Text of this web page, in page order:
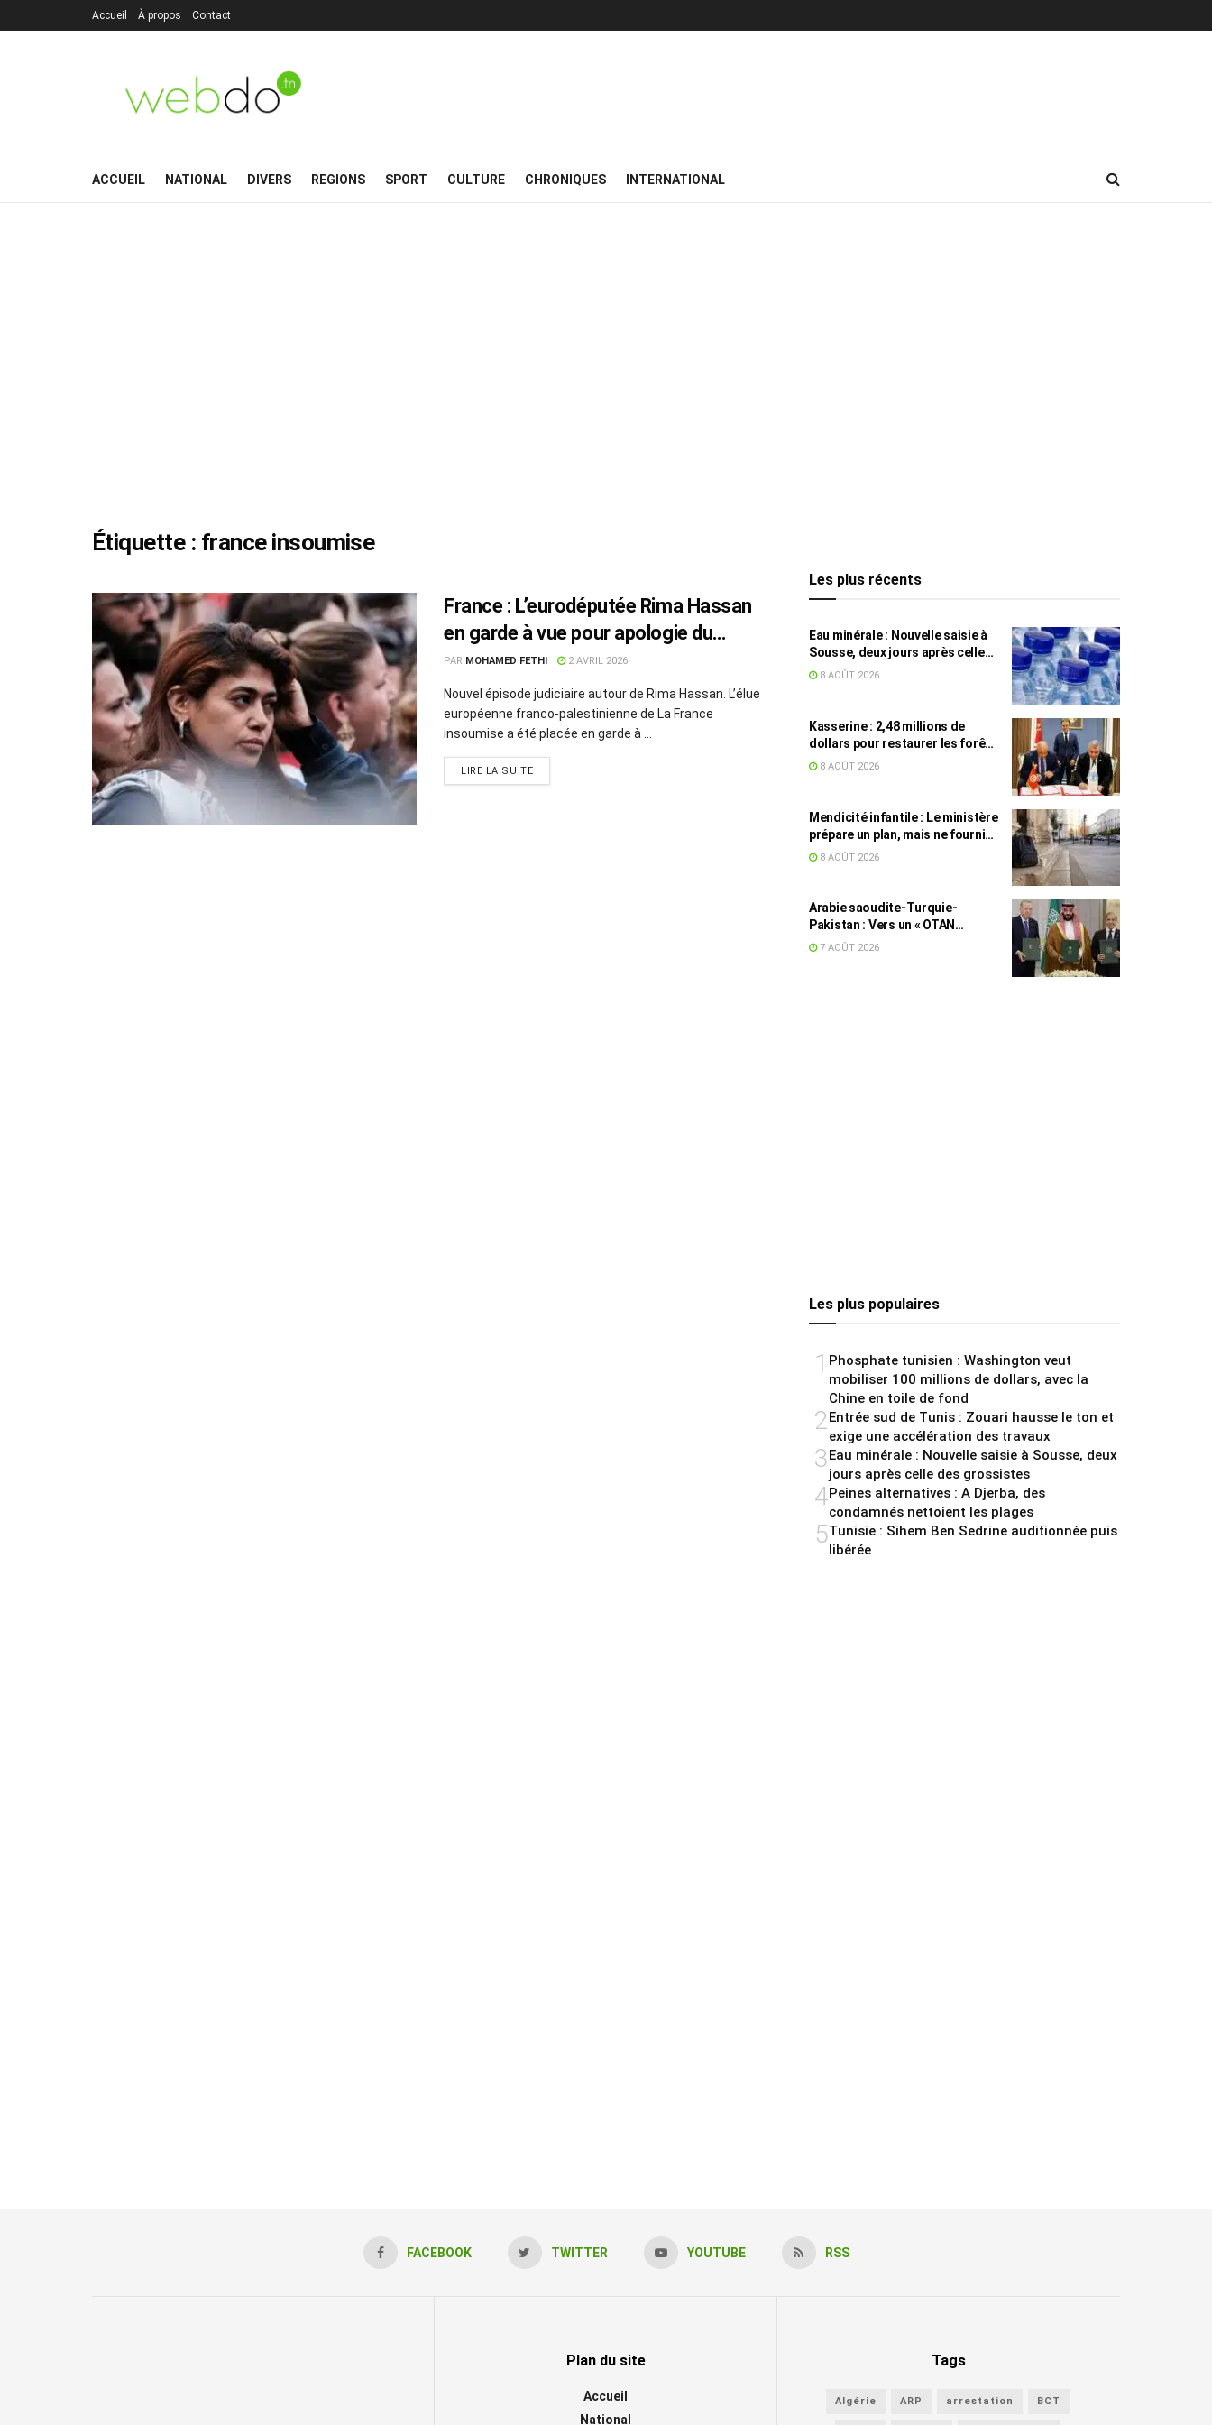
Accueil À propos Contact
ACCUEIL NATIONAL DIVERS REGIONS SPORT CULTURE CHRONIQUES INTERNATIONAL
Étiquette : france insoumise
France : L’eurodéputée Rima Hassan
en garde à vue pour apologie du
terrorisme
PAR MOHAMED FETHI 2 AVRIL 2026
Nouvel épisode judiciaire autour de Rima Hassan. L’élue
européenne franco-palestinienne de La France
insoumise a été placée en garde à ...
LIRE LA SUITE
Les plus récents
Eau minérale : Nouvelle saisie à
Sousse, deux jours après celle
des grossistes
8 AOÛT 2026
Kasserine : 2,48 millions de
dollars pour restaurer les forêts
de pin d’Alep
8 AOÛT 2026
Mendicité infantile : Le ministère
prépare un plan, mais ne fournit
toujours aucun chiffre
8 AOÛT 2026
Arabie saoudite-Turquie-
Pakistan : Vers un « OTAN
islamique » ?
7 AOÛT 2026
Les plus populaires
1 Phosphate tunisien : Washington veut
mobiliser 100 millions de dollars, avec la
Chine en toile de fond
2Entrée sud de Tunis : Zouari hausse le ton et
exige une accélération des travaux
3Eau minérale : Nouvelle saisie à Sousse, deux
jours après celle des grossistes
4Peines alternatives : A Djerba, des
condamnés nettoient les plages
5Tunisie : Sihem Ben Sedrine auditionnée puis
libérée
FACEBOOK TWITTER YOUTUBE RSS
Plan du site
Accueil
National
Tags
Algérie ARP arrestation BCT